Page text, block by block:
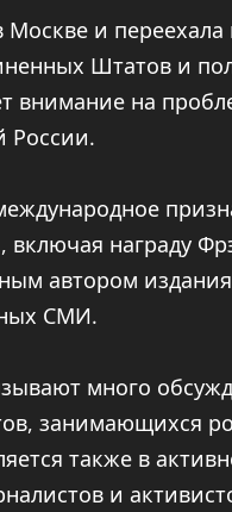
и
Штатов и
внимание на
России.
награду
автором
СМИ.
много
занимающихся
также в
и